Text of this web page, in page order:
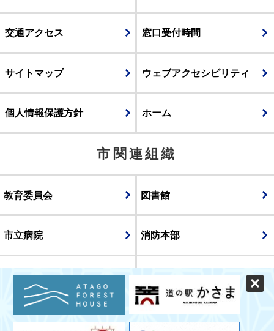
交通アクセス 窓口受付時間
サイトマップ ウェブアクセシビリティ
個人情報保護方針 ホーム
市関連組織
教育委員会 図書館
市立病院 消防本部
議会
表示 スマートフォン版 パソコン版